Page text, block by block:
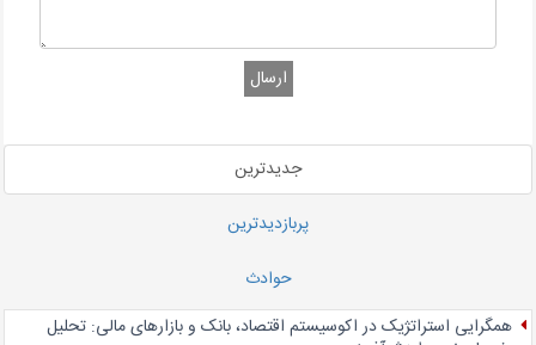
ارسال
جدیدترین
پربازدیدترین
حوادث
همگرایی استراتژیک در اکوسیستم اقتصاد، بانک و بازارهای مالی: تحلیل